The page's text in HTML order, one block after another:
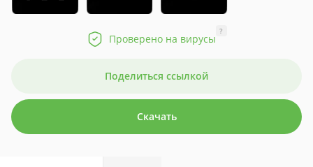
Проверено на вирусы
?
Поделиться ссылкой
Скачать